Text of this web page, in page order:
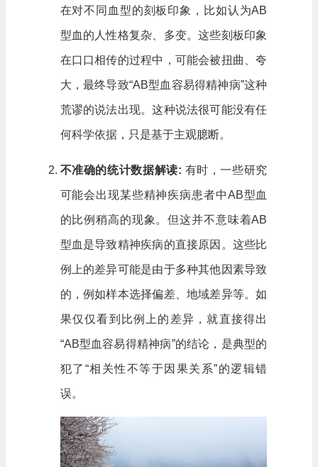
在对不同血型的刻板印象，比如认为AB
型血的人性格复杂、多变。这些刻板印象
在口口相传的过程中，可能会被扭曲、夸
大，最终导致“AB型血容易得精神病”这种
荒谬的说法出现。这种说法很可能没有任
何科学依据，只是基于主观臆断。
不准确的统计数据解读: 有时，一些研究
可能会出现某些精神疾病患者中AB型血
的比例稍高的现象。但这并不意味着AB
型血是导致精神疾病的直接原因。这些比
例上的差异可能是由于多种其他因素导致
的，例如样本选择偏差、地域差异等。如
果仅仅看到比例上的差异，就直接得出
“AB型血容易得精神病”的结论，是典型的
犯了“相关性不等于因果关系”的逻辑错
误。